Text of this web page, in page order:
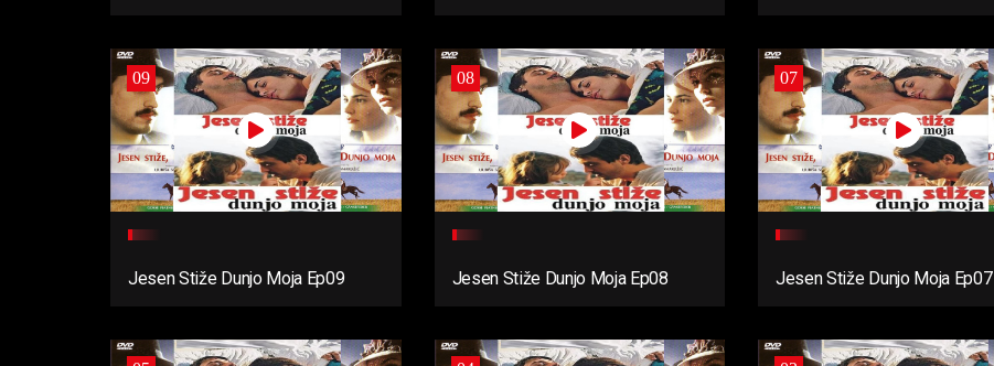
09
Jesen Stiže Dunjo Moja Ep09
08
Jesen Stiže Dunjo Moja Ep08
07
Jesen Stiže Dunjo Moja Ep07